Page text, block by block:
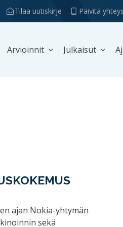
Tilaa uutiskirje Päivitä
Arvioinnit Julkaisut
ajan Nokia-yhtymän
sekä